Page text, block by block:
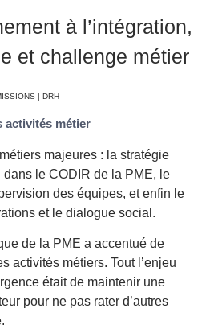
à l’intégration,
et challenge métier
| DRH
activités métier
majeures : la stratégie
le CODIR de la PME, le
des équipes, et enfin le
et le dialogue social.
de la PME a accentué de
activités métiers. Tout l’enjeu
était de maintenir une
pour ne pas rater d’autres